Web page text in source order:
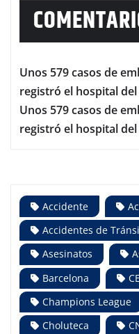
Unos 579 casos de
registró el hospital del
Unos 579 casos de
registró el hospital
Accidente
Accidentes de
Asesinatos
Barcelona
Champions League
Choluteca